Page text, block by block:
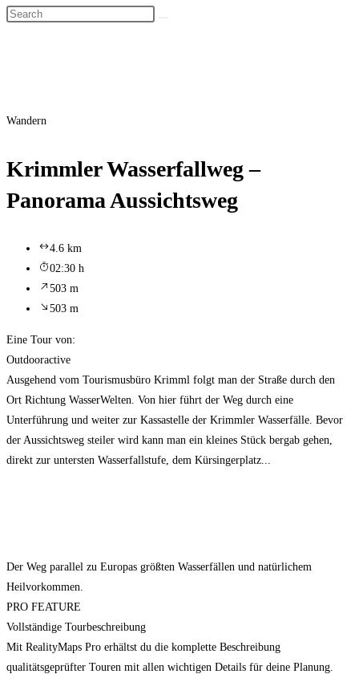
Wandern
Krimmler Wasserfallweg –
Panorama Aussichtsweg
4.6 km
02:30 h
503 m
503 m
Eine Tour von:
Outdooractive
Ausgehend vom Tourismusbüro Krimml folgt man der Straße durch den
Ort Richtung WasserWelten. Von hier führt der Weg durch eine
Unterführung und weiter zur Kassastelle der Krimmler Wasserfälle. Bevor
der Aussichtsweg steiler wird kann man ein kleines Stück bergab gehen,
direkt zur untersten Wasserfallstufe, dem Kürsingerplatz...
Der Weg parallel zu Europas größten Wasserfällen und natürlichem
Heilvorkommen.
PRO FEATURE
Vollständige Tourbeschreibung
Mit RealityMaps Pro erhältst du die komplette Beschreibung
qualitätsgeprüfter Touren mit allen wichtigen Details für deine Planung.